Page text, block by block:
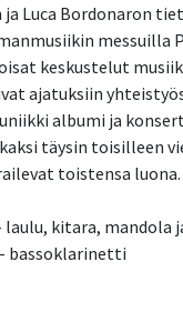
ja Luca Bordonaron
messuilla
keskustelut
ajatuksiin
albumi ja
täysin toisilleen
toistensa luona.
laulu, kitara, mandola
bassoklarinetti